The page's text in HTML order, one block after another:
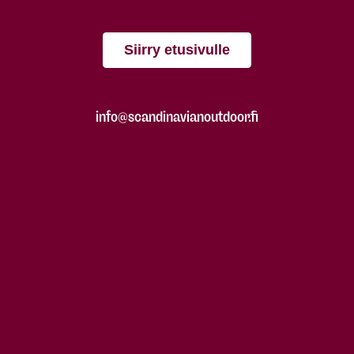
Siirry etusivulle
info@scandinavianoutdoor.fi